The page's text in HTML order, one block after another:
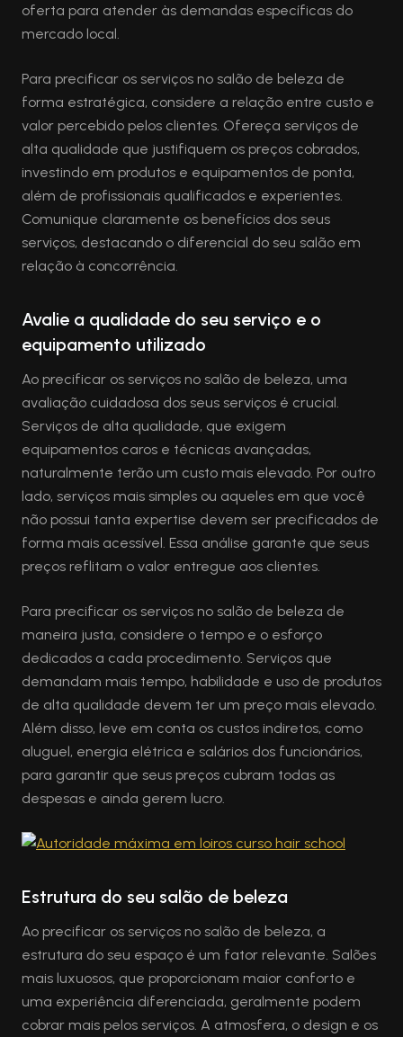
oferta para atender às demandas específicas do
mercado local.
Para precificar os serviços no salão de beleza de
forma estratégica, considere a relação entre custo e
valor percebido pelos clientes. Ofereça serviços de
alta qualidade que justifiquem os preços cobrados,
investindo em produtos e equipamentos de ponta,
além de profissionais qualificados e experientes.
Comunique claramente os benefícios dos seus
serviços, destacando o diferencial do seu salão em
relação à concorrência.
Avalie a qualidade do seu serviço e o
equipamento utilizado
Ao precificar os serviços no salão de beleza, uma
avaliação cuidadosa dos seus serviços é crucial.
Serviços de alta qualidade, que exigem
equipamentos caros e técnicas avançadas,
naturalmente terão um custo mais elevado. Por outro
lado, serviços mais simples ou aqueles em que você
não possui tanta expertise devem ser precificados de
forma mais acessível. Essa análise garante que seus
preços reflitam o valor entregue aos clientes.
Para precificar os serviços no salão de beleza de
maneira justa, considere o tempo e o esforço
dedicados a cada procedimento. Serviços que
demandam mais tempo, habilidade e uso de produtos
de alta qualidade devem ter um preço mais elevado.
Além disso, leve em conta os custos indiretos, como
aluguel, energia elétrica e salários dos funcionários,
para garantir que seus preços cubram todas as
despesas e ainda gerem lucro.
Estrutura do seu salão de beleza
Ao precificar os serviços no salão de beleza, a
estrutura do seu espaço é um fator relevante. Salões
mais luxuosos, que proporcionam maior conforto e
uma experiência diferenciada, geralmente podem
cobrar mais pelos serviços. A atmosfera, o design e os